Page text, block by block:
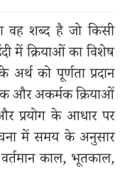
वह शब्द है जो किसी
में क्रियाओं का विशेष
को पूर्णता प्रदान
और अकर्मक क्रियाओं
प्रयोग के आधार पर
रचना में समय के अनुसार
वर्तमान काल, भूतकाल,